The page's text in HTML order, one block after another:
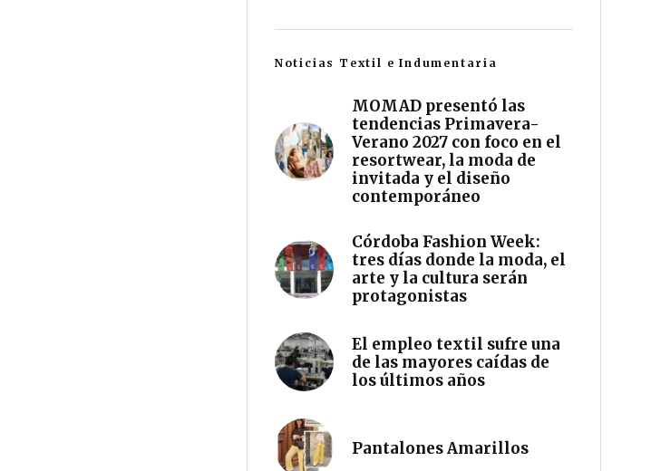
Noticias Textil e Indumentaria
MOMAD presentó las
tendencias Primavera-
Verano 2027 con foco en el
resortwear, la moda de
invitada y el diseño
contemporáneo
Córdoba Fashion Week:
tres días donde la moda, el
arte y la cultura serán
protagonistas
El empleo textil sufre una
de las mayores caídas de
los últimos años
Pantalones Amarillos